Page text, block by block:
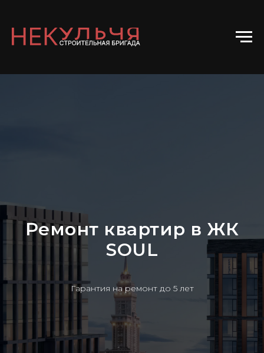
Ремонт квартир в ЖК
SOUL
Гарантия на ремонт до 5 лет